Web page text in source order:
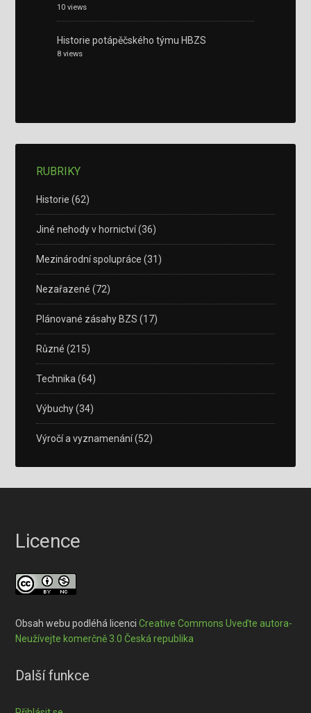
10 views
Historie potápěčského týmu HBZS
8 views
RUBRIKY
Historie (62)
Jiné nehody v hornictví(36)
Mezinárodní spolupráce (31)
Nezařazené (72)
Plánované zásahy BZS (17)
Různé (215)
Technika (64)
Výbuchy(34)
Výročí a vyznamenání(52)
Licence
Obsah webu podléhá licenciCreative Commons Uveďte autora-
Neužívejte komerčně 3.0 Česká republika
Další funkce